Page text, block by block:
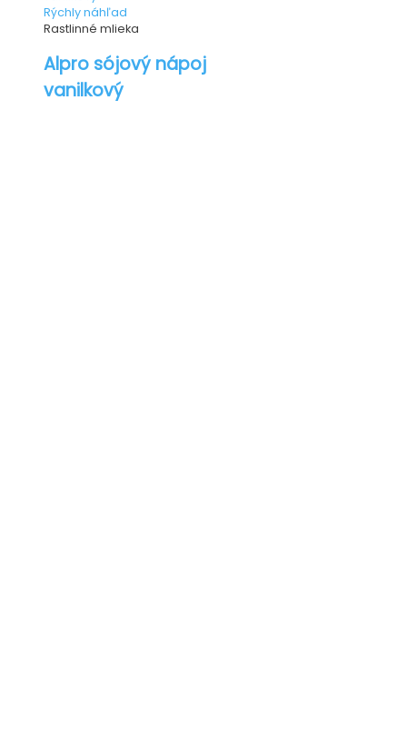
Rýchly náhľad
Rastlinné mlieka
Alpro sójový nápoj
vanilkový